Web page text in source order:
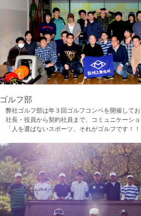
ゴルフ部
弊社ゴルフ部は年３回ゴルフコンペを開催して
社長・役員から契約社員まで、コミュニケーシ
「人を選ばないスポーツ、それがゴルフです！